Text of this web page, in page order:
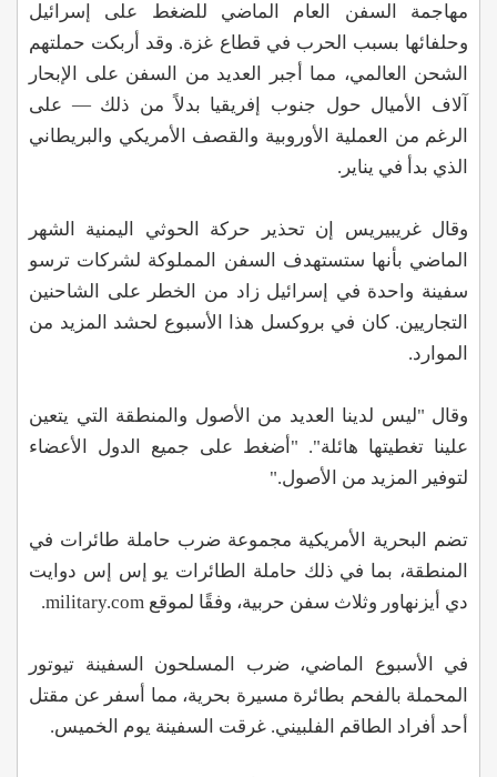
مهاجمة السفن العام الماضي للضغط على إسرائيل
وحلفائها بسبب الحرب في قطاع غزة. وقد أربكت حملتهم
الشحن العالمي، مما أجبر العديد من السفن على الإبحار
آلاف الأميال حول جنوب إفريقيا بدلاً من ذلك — على
الرغم من العملية الأوروبية والقصف الأمريكي والبريطاني
الذي بدأ في يناير.
وقال غريبيريس إن تحذير حركة الحوثي اليمنية الشهر
الماضي بأنها ستستهدف السفن المملوكة لشركات ترسو
سفينة واحدة في إسرائيل زاد من الخطر على الشاحنين
التجاريين. كان في بروكسل هذا الأسبوع لحشد المزيد من
الموارد.
وقال "ليس لدينا العديد من الأصول والمنطقة التي يتعين
علينا تغطيتها هائلة". "أضغط على جميع الدول الأعضاء
لتوفير المزيد من الأصول."
تضم البحرية الأمريكية مجموعة ضرب حاملة طائرات في
المنطقة، بما في ذلك حاملة الطائرات يو إس إس دوايت
دي أيزنهاور وثلاث سفن حربية، وفقًا لموقع military.com.
في الأسبوع الماضي، ضرب المسلحون السفينة تيوتور
المحملة بالفحم بطائرة مسيرة بحرية، مما أسفر عن مقتل
أحد أفراد الطاقم الفلبيني. غرقت السفينة يوم الخميس.